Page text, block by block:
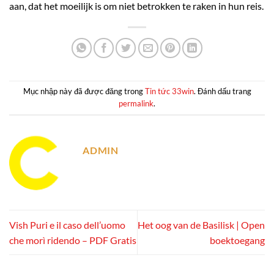
aan, dat het moeilijk is om niet betrokken te raken in hun reis.
Mục nhập này đã được đăng trongTin tức 33win. Đánh dấu trang
permalink.
ADMIN
Vish Puri e il caso dell’uomo
che morì ridendo – PDF Gratis
Het oog van de Basilisk | Open
boektoegang